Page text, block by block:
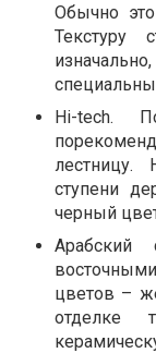
Обычно
Текстуру
Hi-tech.
лестницу.
ступени
черный
Арабский
цветов –
отделке